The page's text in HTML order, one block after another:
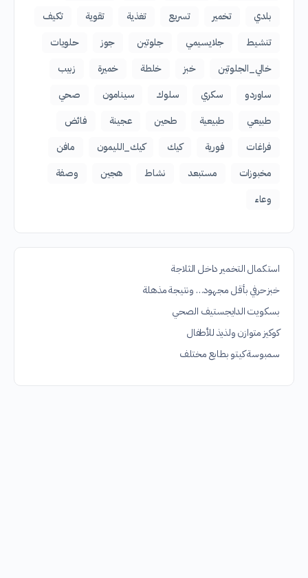
بلدي تخمير تسريع تغذية تقوية
تكيف
تنشيط
جلايسيمي جلوتين جوز
حلويات
خالي_الجلوتين
خبز خلطة خميرة
زبيب
ساوردو
سكري سلوك سينامون
صحي
طبيعي
طبيعية طحين عجينة
فائض
فراغات
فورية كيك كيك_الليمون
مافن
مخبوزات
مستبعد نشاط هجين
وصفة
وعاء
استكمال التخمير داخل الثلاجة
خبز حرفي بأقل مجهود… ونتيجة مذهلة
بسكويت الدايجستيف الصحي
كوكيز متوازن ولذيذ للأطفال
سمبوسة كيتو بطابع مختلف